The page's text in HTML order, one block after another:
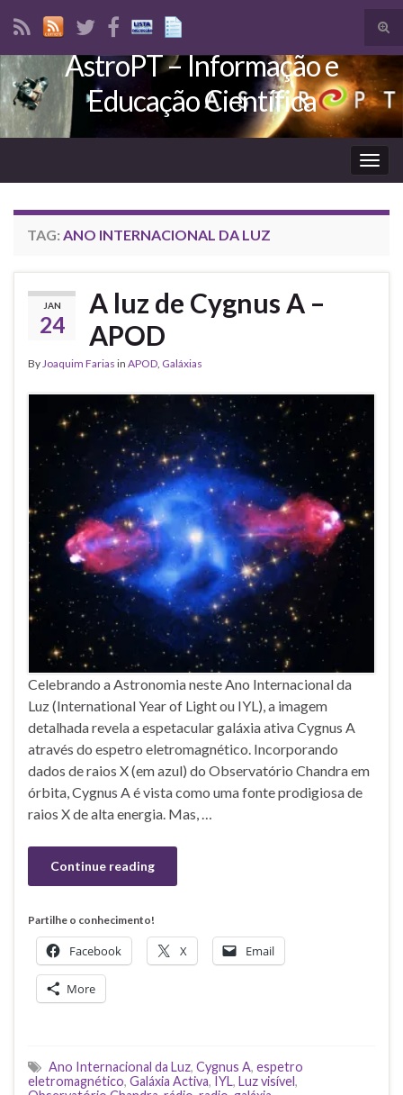
Search for:
AstroPT – Informação e
Educação Científica
TAG: ANO INTERNACIONAL DA LUZ
JAN
24
A luz de Cygnus A –
APOD
ByJoaquim Farias in APOD, Galáxias
Celebrando a Astronomia neste Ano Internacional da
Luz (International Year of Light ou IYL), a imagem
detalhada revela a espetacular galáxia ativa Cygnus A
através do espetro eletromagnético. Incorporando
dados de raios X (em azul) do Observatório Chandra em
órbita, Cygnus A é vista como uma fonte prodigiosa de
raios X de alta energia. Mas, …
Continue reading
Partilhe o conhecimento!
Facebook X Email
More
Ano Internacional da Luz, Cygnus A, espetro
eletromagnético, Galáxia Activa, IYL, Luz visível,